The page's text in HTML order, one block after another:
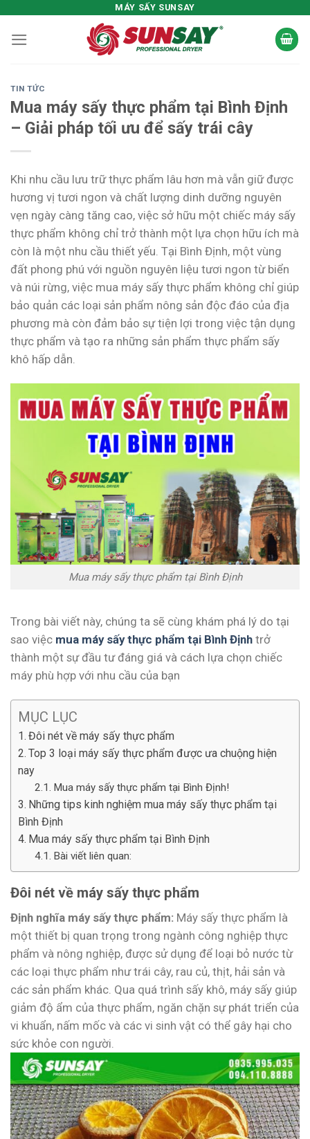
content
MÁY SẤY SUNSAY
TIN TỨC
Mua máy sấy thực phẩm tại Bình Định
– Giải pháp tối ưu để sấy trái cây
Khi nhu cầu lưu trữ thực phẩm lâu hơn mà vẫn giữ được
hương vị tươi ngon và chất lượng dinh dưỡng nguyên
vẹn ngày càng tăng cao, việc sở hữu một chiếc máy sấy
thực phẩm không chỉ trở thành một lựa chọn hữu ích mà
còn là một nhu cầu thiết yếu. Tại Bình Định, một vùng
đất phong phú với nguồn nguyên liệu tươi ngon từ biển
và núi rừng, việc mua máy sấy thực phẩm không chỉ giúp
bảo quản các loại sản phẩm nông sản độc đáo của địa
phương mà còn đảm bảo sự tiện lợi trong việc tận dụng
thực phẩm và tạo ra những sản phẩm thực phẩm sấy
khô hấp dẫn.
Mua máy sấy thực phẩm tại Bình Định
Trong bài viết này, chúng ta sẽ cùng khám phá lý do tại
sao việc mua máy sấy thực phẩm tại Bình Định trở
thành một sự đầu tư đáng giá và cách lựa chọn chiếc
máy phù hợp với nhu cầu của bạn
MỤC LỤC
Đôi nét về máy sấy thực phẩm
Top 3 loại máy sấy thực phẩm được ưa chuộng hiện
nay
Mua máy sấy thực phẩm tại Bình Định!
Những tips kinh nghiệm mua máy sấy thực phẩm tại
Bình Định
Mua máy sấy thực phẩm tại Bình Định
Bài viết liên quan:
Đôi nét về máy sấy thực phẩm
Định nghĩa máy sấy thực phẩm: Máy sấy thực phẩm là
một thiết bị quan trọng trong ngành công nghiệp thực
phẩm và nông nghiệp, được sử dụng để loại bỏ nước từ
các loại thực phẩm như trái cây, rau củ, thịt, hải sản và
các sản phẩm khác. Qua quá trình sấy khô, máy sấy giúp
giảm độ ẩm của thực phẩm, ngăn chặn sự phát triển của
vi khuẩn, nấm mốc và các vi sinh vật có thể gây hại cho
sức khỏe con người.